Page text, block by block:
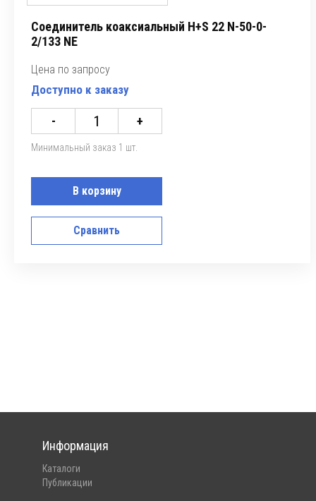
Соединитель коаксиальный H+S 22 N-50-0-
2/133 NE
Цена по запросу
Доступно к заказу
- +
Минимальный заказ 1 шт.
В корзину
Сравнить
Информация
Каталоги
Публикации